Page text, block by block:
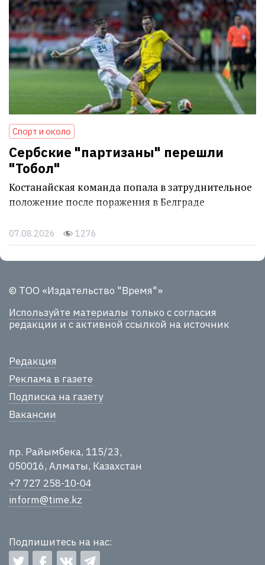
Спорт и около
Сербские "партизаны" перешли
"Тобол"
Костанайская команда попала в затруднительное
положение после поражения в Белграде
07.08.2026 1276
© ТОО «Издательство "Время"»
Используйте материалы только с согласия
редакции и с активной ссылкой на источник
Редакция
Реклама в газете
Подписка на газету
Вакансии
пр. Райымбека, 115/23,
050016, Алматы, Казахстан
+7 727 258-10-04
inform@time.kz
Подпишитесь на нас: